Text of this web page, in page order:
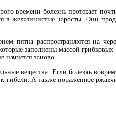
времени болезнь протекает
в желатинистые наросты. Они
пятна распространяются на
заполнены массой грибковых
заново.
вещества. Если болезнь
к гибели. А также пораженное